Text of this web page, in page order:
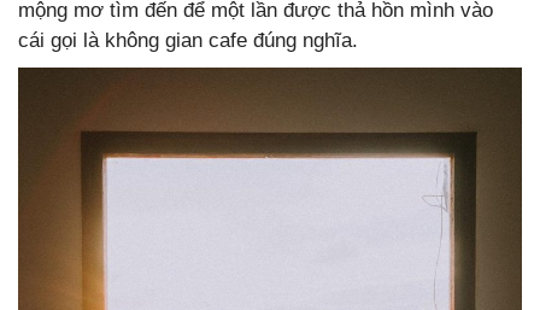
mộng mơ tìm đến để một lần được thả hồn mình vào
cái gọi là không gian cafe đúng nghĩa.